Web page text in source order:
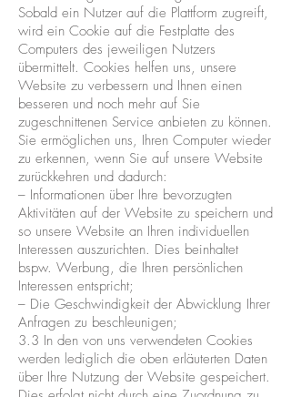
Sobald ein Nutzer auf die Plattform zugreift,
wird ein Cookie auf die Festplatte des
Computers des jeweiligen Nutzers
übermittelt. Cookies helfen uns, unsere
Website zu verbessern und Ihnen einen
besseren und noch mehr auf Sie
zugeschnittenen Service anbieten zu können.
Sie ermöglichen uns, Ihren Computer wieder
zu erkennen, wenn Sie auf unsere Website
zurückkehren und dadurch:
– Informationen über Ihre bevorzugten
Aktivitäten auf der Website zu speichern und
so unsere Website an Ihren individuellen
Interessen auszurichten. Dies beinhaltet
bspw. Werbung, die Ihren persönlichen
Interessen entspricht;
– Die Geschwindigkeit der Abwicklung Ihrer
Anfragen zu beschleunigen;
3.3 In den von uns verwendeten Cookies
werden lediglich die oben erläuterten Daten
über Ihre Nutzung der Website gespeichert.